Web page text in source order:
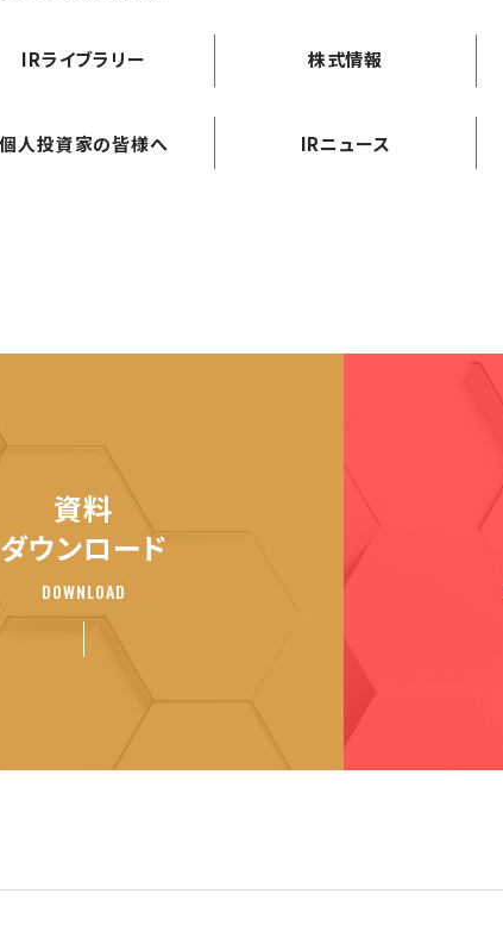
IRライブラリー 株式情報
個人投資家の皆様へ IRニュース
資料
ダウンロード
DOWNLOAD